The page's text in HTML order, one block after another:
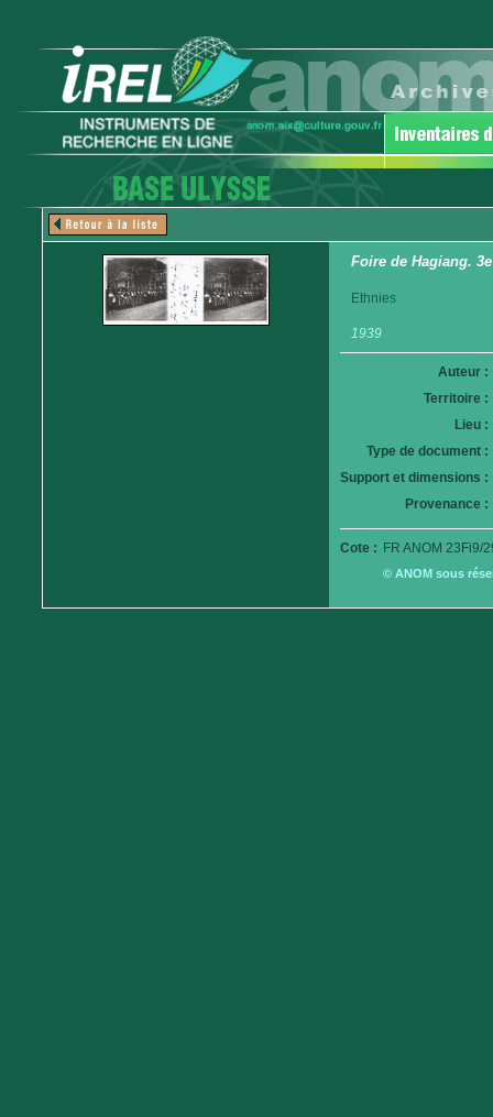
Foire de Hagiang.
Ethnies
1939
Auteur :
Territoire :
Lieu :
Type de document :
Support et dimensions :
Provenance :
Cote : FR ANOM 23Fi9/
© ANOM sous